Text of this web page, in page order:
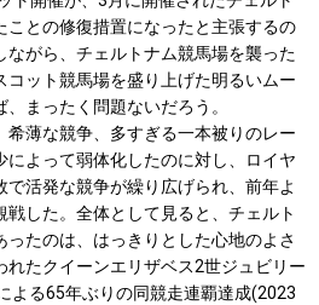
ことの修復措置になったと主張するの
ながら、チェルトナム競馬場を襲った
コット競馬場を盛り上げた明るいムー
まったく問題ないだろう。
薄な競争、多すぎる一本被りのレー
によって弱体化したのに対し、ロイヤ
活発な競争が繰り広げられ、前年よ
戦した。全体として見ると、チェルト
たのは、はっきりとした心地のよさ
れたクイーンエリザベス2世ジュビリー
よる65年ぶりの同競走連覇達成(2023